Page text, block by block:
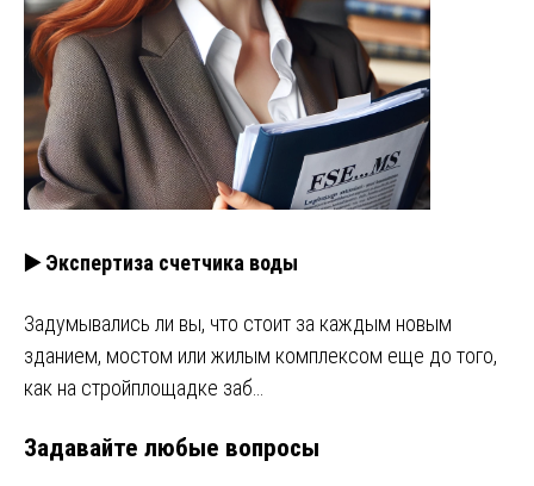
▶️ Экспертиза счетчика воды
Задумывались ли вы, что стоит за каждым новым
зданием, мостом или жилым комплексом еще до того,
как на стройплощадке заб…
Задавайте любые вопросы